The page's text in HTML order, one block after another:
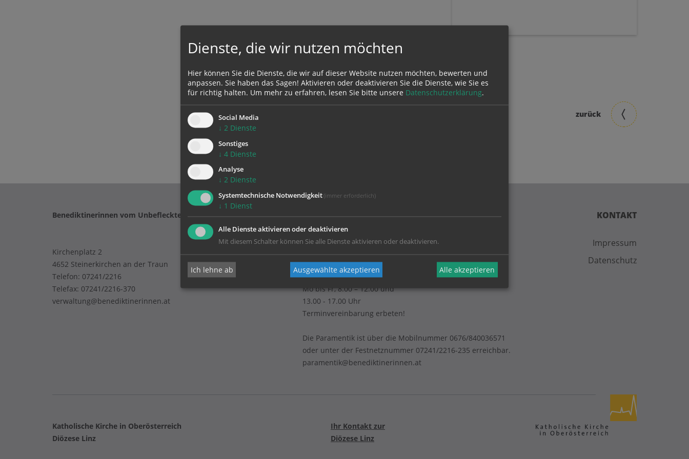
zurück
KONTAKT
Impressum
Datenschutz
Benediktinerinnen vom Unbefleckten Herzen Mariens
Kirchenplatz 2
4652 Steinerkirchen an der Traun
Telefon: 07241/2216
Telefax: 07241/2216-370
verwaltung@benediktinerinnen.at
Paramentik Öffnungszeiten:
Betriebsurlaub von 20. Juli bis
7. August 2026 - Werkstatt und
Verkauf sind in dieser Zeit geschlossen!
Mo bis Fr, 8.00 – 12.00 und
13.00 - 17.00 Uhr
Terminvereinbarung erbeten!
Die Paramentik ist über die Mobilnummer 0676/840036571
oder unter der Festnetznummer 07241/2216-235 erreichbar.
paramentik@benediktinerinnen.at
Katholische Kirche in Oberösterreich
Diözese Linz
Ihr Kontakt zur
Diözese Linz
Dienste, die wir nutzen möchten
Hier können Sie die Dienste, die wir auf dieser Website nutzen möchten, bewerten und
anpassen. Sie haben das Sagen! Aktivieren oder deaktivieren Sie die Dienste, wie Sie es
für richtig halten. Um mehr zu erfahren, lesen Sie bitte unsere Datenschutzerklärung.
Social Media
↓ 2 Dienste
Sonstiges
↓ 4 Dienste
Analyse
↓ 2 Dienste
Systemtechnische Notwendigkeit (immer erforderlich)
↓ 1 Dienst
Alle Dienste aktivieren oder deaktivieren
Mit diesem Schalter können Sie alle Dienste aktivieren oder deaktivieren.
Ich lehne ab Ausgewählte akzeptieren Alle akzeptieren